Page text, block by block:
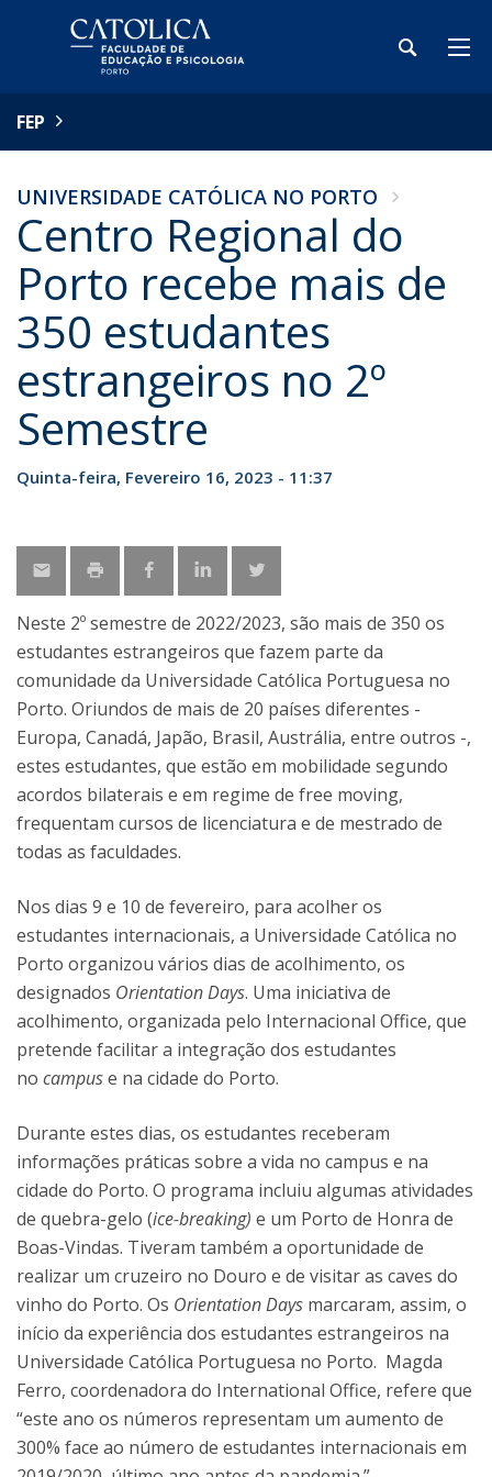
FEP
UNIVERSIDADE CATÓLICA NO PORTO
Centro Regional do
Porto recebe mais de
350 estudantes
estrangeiros no 2º
Semestre
Quinta-feira, Fevereiro 16, 2023 - 11:37
Neste 2º semestre de 2022/2023, são mais de 350 os
estudantes estrangeiros que fazem parte da
comunidade da Universidade Católica Portuguesa no
Porto. Oriundos de mais de 20 países diferentes -
Europa, Canadá, Japão, Brasil, Austrália, entre outros -,
estes estudantes, que estão em mobilidade segundo
acordos bilaterais e em regime de free moving,
frequentam cursos de licenciatura e de mestrado de
todas as faculdades.
Nos dias 9 e 10 de fevereiro, para acolher os
estudantes internacionais, a Universidade Católica no
Porto organizou vários dias de acolhimento, os
designados Orientation Days. Uma iniciativa de
acolhimento, organizada pelo Internacional Office, que
pretende facilitar a integração dos estudantes
no campuse na cidade do Porto.
Durante estes dias, os estudantes receberam
informações práticas sobre a vida no campus e na
cidade do Porto. O programa incluiu algumas atividades
de quebra-gelo (ice-breaking) e um Porto de Honra de
Boas-Vindas. Tiveram também a oportunidade de
realizar um cruzeiro no Douro e de visitar as caves do
vinho do Porto. Os Orientation Days marcaram, assim, o
início da experiência dos estudantes estrangeiros na
Universidade Católica Portuguesa no Porto. Magda
Ferro, coordenadora do International Office, refere que
“este ano os números representam um aumento de
300% face ao número de estudantes internacionais em